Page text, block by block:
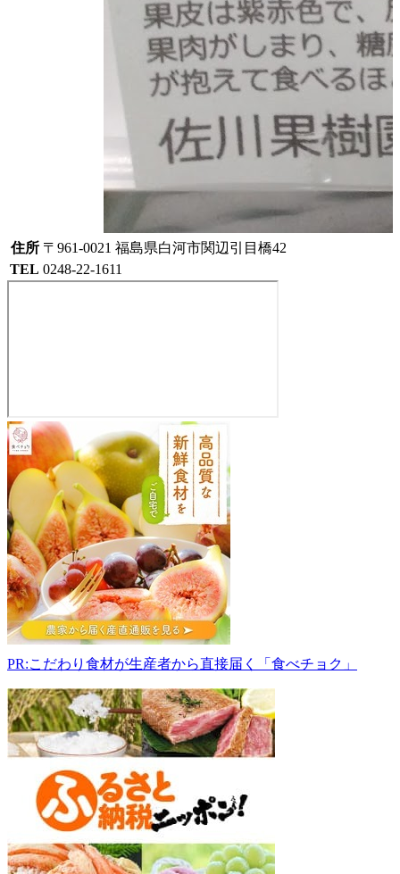
住所 〒961-0021 福島県白河市関辺引目橋42
TEL 0248-22-1611
佐
川
果
樹
園
直
売
所
961-
0021
福
島
県
白
河
市
関
辺
引
22-
1611
PR:こだわり食材が生産者から直接届く「食べチョク」